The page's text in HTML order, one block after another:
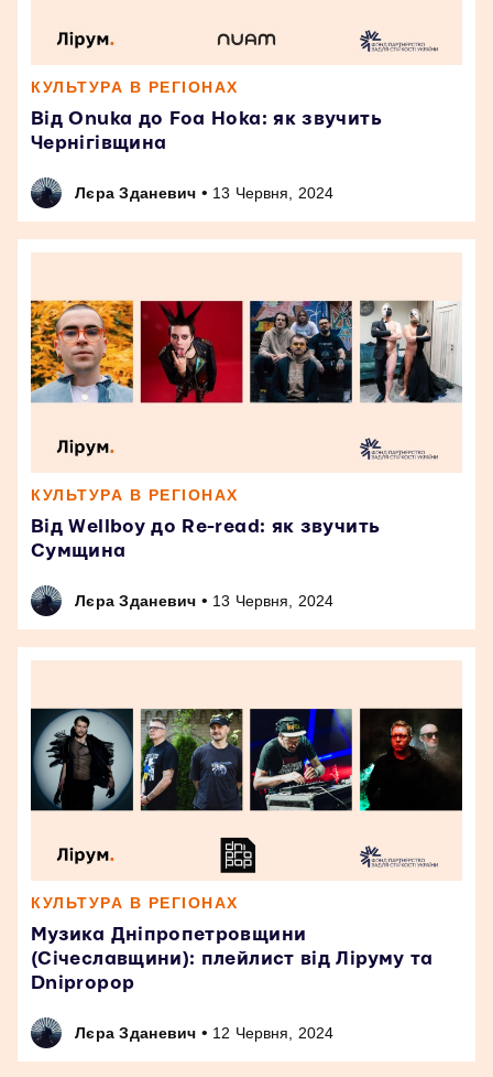
КУЛЬТУРА В РЕГІОНАХ
Від Onuka до Foa Hoka: як звучить
Чернігівщина
Лєра Зданевич • 13 Червня, 2024
КУЛЬТУРА В РЕГІОНАХ
Від Wellboy до Re-read: як звучить
Сумщина
Лєра Зданевич • 13 Червня, 2024
КУЛЬТУРА В РЕГІОНАХ
Музика Дніпропетровщини
(Січеславщини): плейлист від Ліруму та
Dnipropop
Лєра Зданевич • 12 Червня, 2024